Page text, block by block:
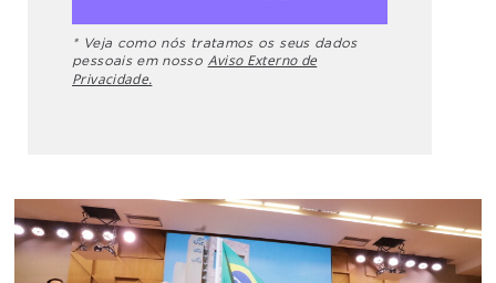
* Veja como nós tratamos os seus dados
pessoais em nosso Aviso Externo de
Privacidade.